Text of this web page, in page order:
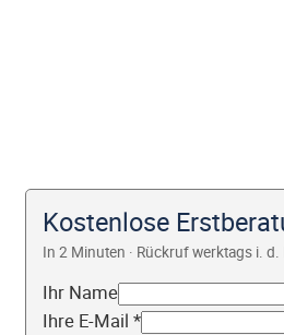
Kostenlose
In 2 Minuten · Rückruf werktags i.
Ihr Name
Ihre E-Mail *